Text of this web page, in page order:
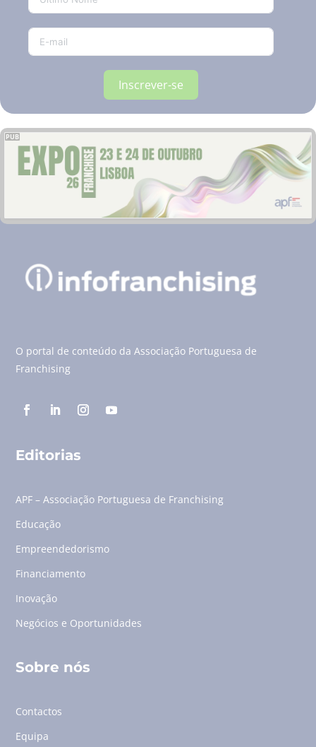
Inscrever-se
PUB
O portal de conteúdo da Associação Portuguesa de
Franchising
Editorias
APF – Associação Portuguesa de Franchising
Educação
Empreendedorismo
Financiamento
Inovação
Negócios e Oportunidades
Sobre nós
Contactos
Equipa